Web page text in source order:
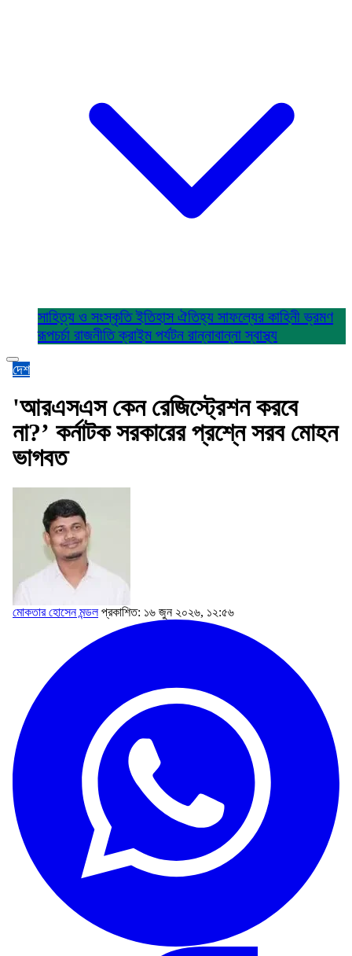
সাহিত্য ও সংস্কৃতিইতিহাস ঐতিহ্য সাফল্যের কাহিনীভ্রমণ
রূপচর্চা রাজনীতিক্রাইম পর্যটন রান্নাবান্নাস্বাস্থ্য
দেশ
'আরএসএস কেন রেজিস্ট্রেশন করবে
না?’ কর্নাটক সরকারের প্রশ্নে সরব মোহন
ভাগবত
মোকতার হোসেন মন্ডল প্রকাশিত: ১৬ জুন ২০২৬, ১২:৫৬